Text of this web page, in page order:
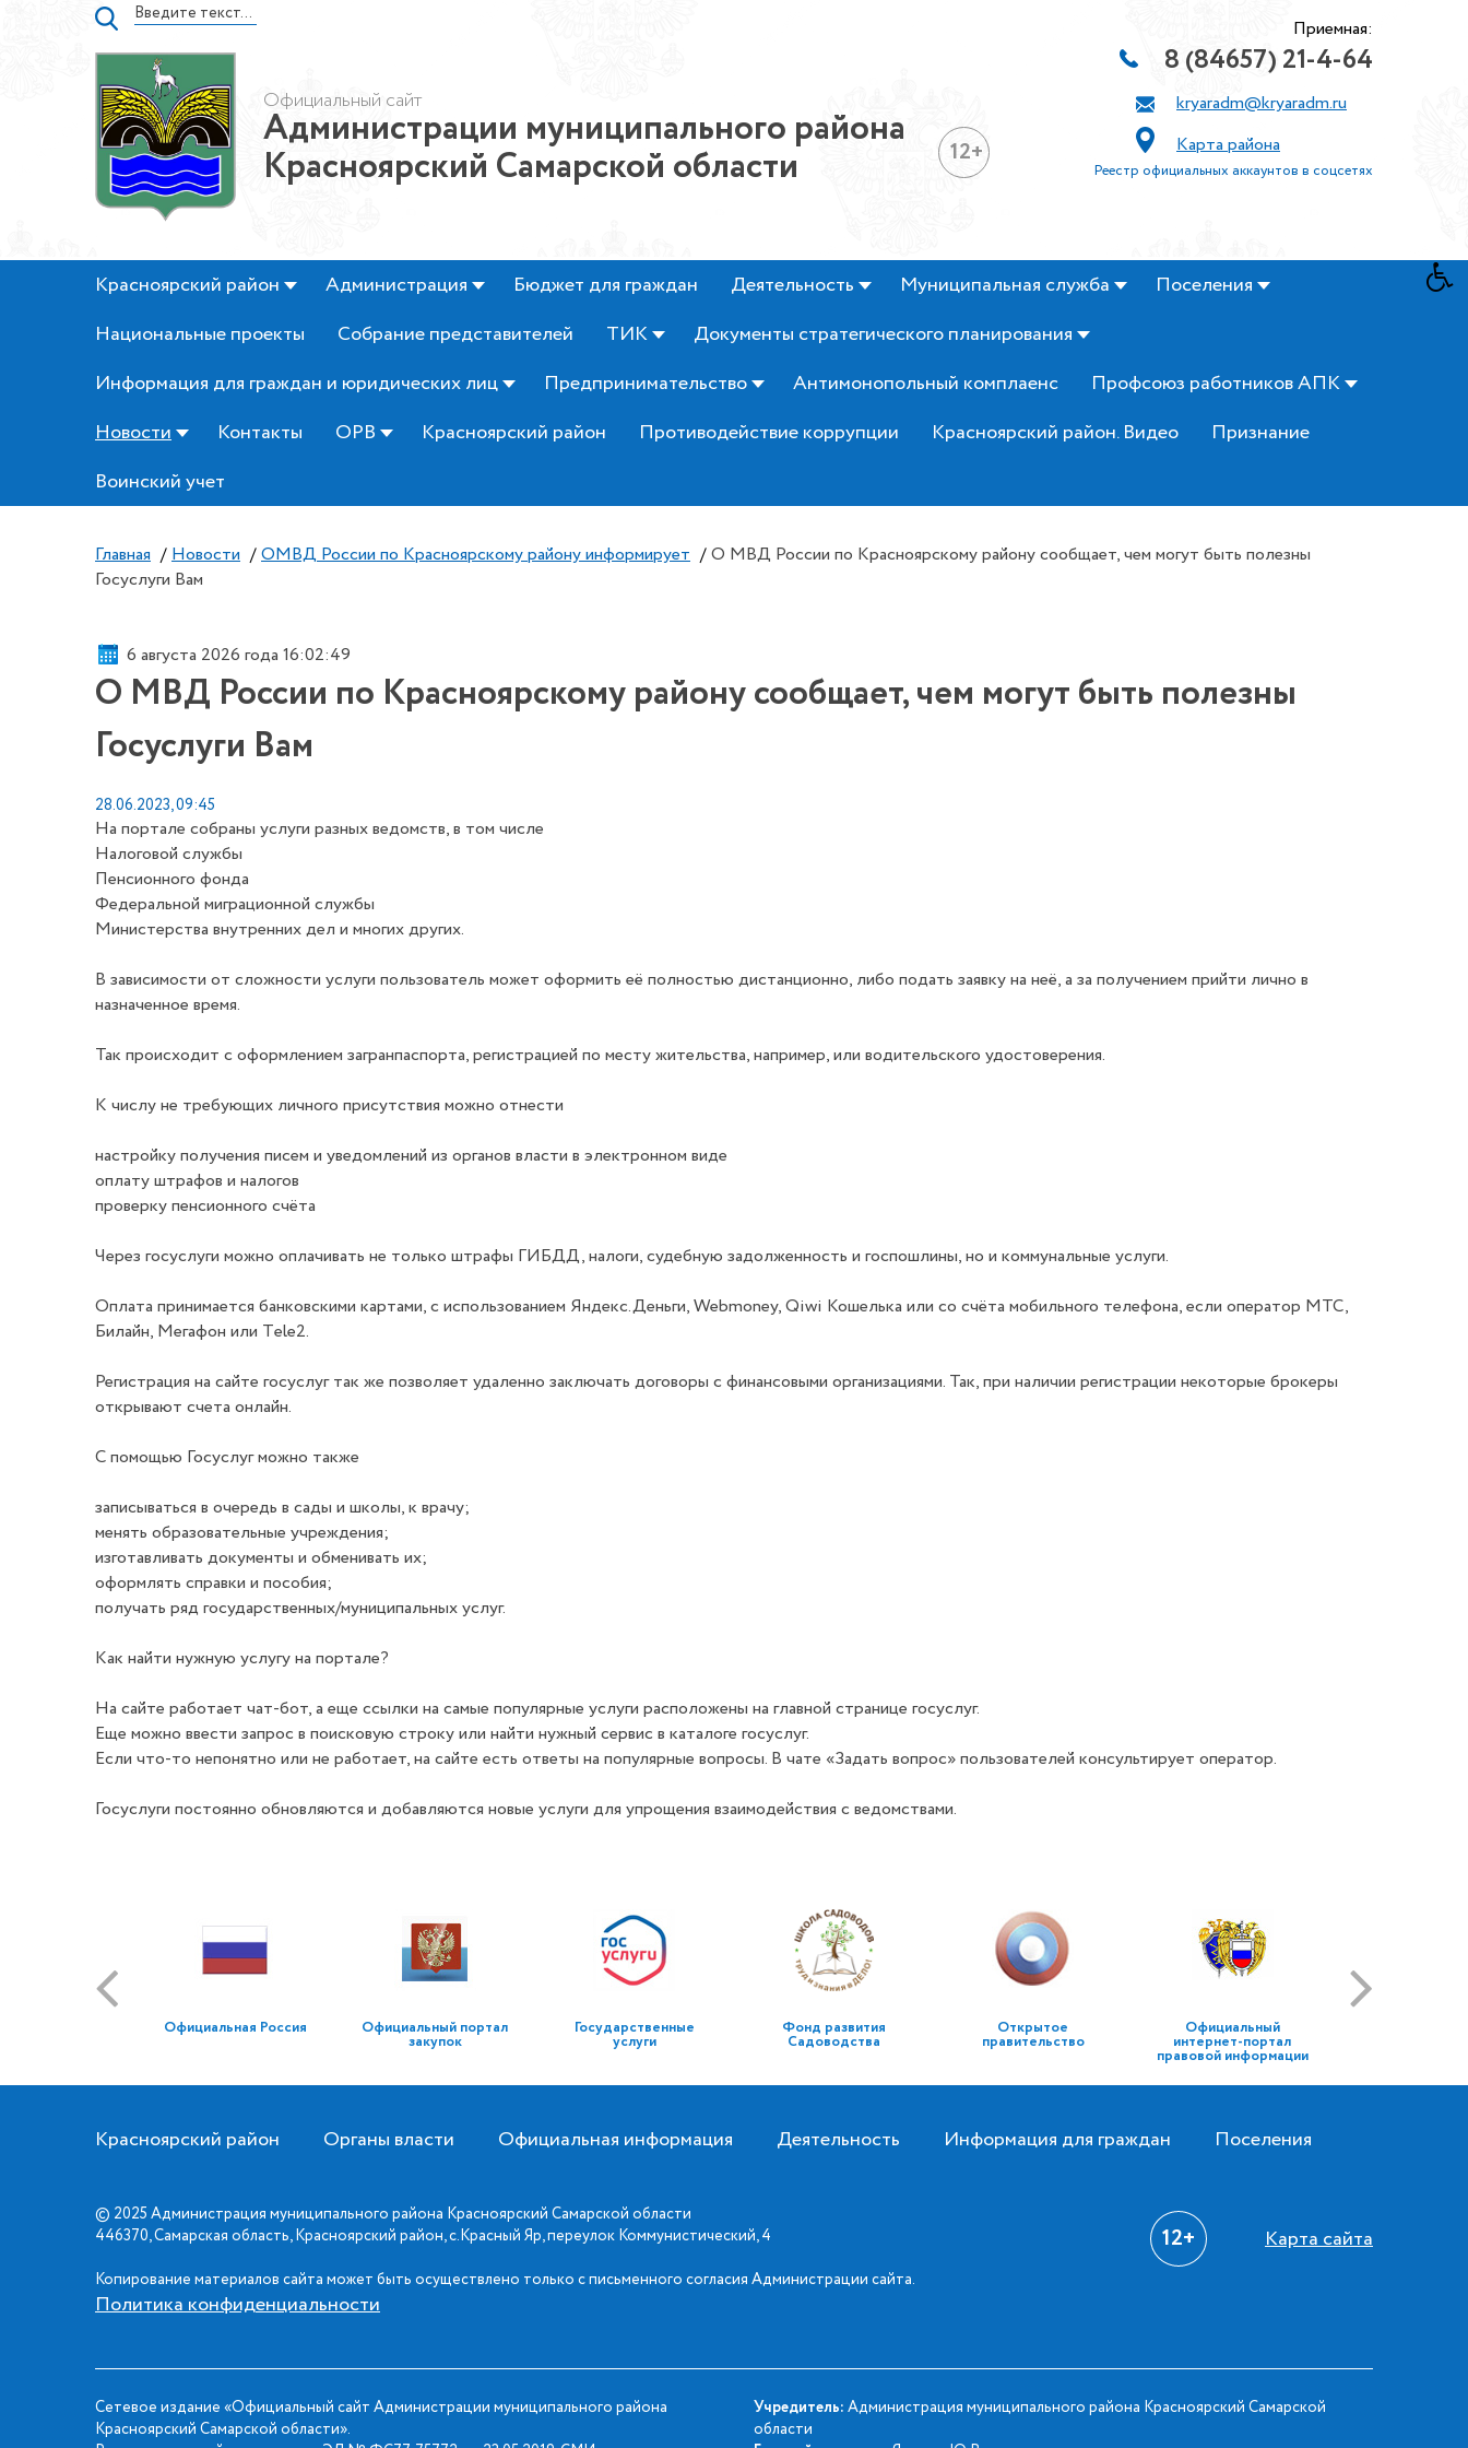
Официальный сайт
Администрации муниципального района
Красноярский Самарской области 12+
Приемная:
8 (84657) 21-4-64
kryaradm@kryaradm.ru
Карта района
Реестр официальных аккаунтов в соцсетях
Красноярский район Администрация Бюджет для граждан Деятельность Муниципальная служба
Поселения
Национальные проекты
Собрание представителей ТИК
Документы стратегического планирования
Информация для граждан и юридических лиц
Предпринимательство Антимонопольный комплаенс
Профсоюз работников АПК
Новости
Контакты ОРВ Красноярский район Противодействие коррупции Красноярский район. Видео
Признание
Воинский учет
Главная / Новости / ОМВД России по Красноярскому району информирует / О МВД России по Красноярскому району сообщает, чем могут быть полезны
Госуслуги Вам
6 августа 2026 года 16:02:49
О МВД России по Красноярскому району сообщает, чем могут быть полезны
Госуслуги Вам
28.06.2023, 09:45
На портале собраны услуги разных ведомств, в том числе
Налоговой службы
Пенсионного фонда
Федеральной миграционной службы
Министерства внутренних дел и многих других.
В зависимости от сложности услуги пользователь может оформить её полностью дистанционно, либо подать заявку на неё, а за получением прийти лично в
назначенное время.
Так происходит с оформлением загранпаспорта, регистрацией по месту жительства, например, или водительского удостоверения.
К числу не требующих личного присутствия можно отнести
настройку получения писем и уведомлений из органов власти в электронном виде
оплату штрафов и налогов
проверку пенсионного счёта
Через госуслуги можно оплачивать не только штрафы ГИБДД, налоги, судебную задолженность и госпошлины, но и коммунальные услуги.
Оплата принимается банковскими картами, с использованием Яндекс.Деньги, Webmoney, Qiwi Кошелька или со счёта мобильного телефона, если оператор МТС,
Билайн, Мегафон или Тele2.
Регистрация на сайте госуслуг так же позволяет удаленно заключать договоры с финансовыми организациями. Так, при наличии регистрации некоторые брокеры
открывают счета онлайн.
С помощью Госуслуг можно также
записываться в очередь в сады и школы, к врачу;
менять образовательные учреждения;
изготавливать документы и обменивать их;
оформлять справки и пособия;
получать ряд государственных/муниципальных услуг.
Как найти нужную услугу на портале?
На сайте работает чат-бот, а еще ссылки на самые популярные услуги расположены на главной странице госуслуг.
Еще можно ввести запрос в поисковую строку или найти нужный сервис в каталоге госуслуг.
Если что-то непонятно или не работает, на сайте есть ответы на популярные вопросы. В чате «Задать вопрос» пользователей консультирует оператор.
Госуслуги постоянно обновляются и добавляются новые услуги для упрощения взаимодействия с ведомствами.
Официальная Россия Официальный портал
закупок
Государственные
услуги
Фонд развития
Садоводства
Открытое
правительство
Официальный
интернет-портал
правовой информации
Красноярский район Органы власти Официальная информация Деятельность Информация для граждан Поселения
© 2025 Администрация муниципального района Красноярский Самарской области
446370, Самарская область, Красноярский район, с.Красный Яр, переулок Коммунистический, 4
Копирование материалов сайта может быть осуществлено только с письменного согласия Администрации сайта.
Политика конфиденциальности
12+ Карта сайта
Сетевое издание «Официальный сайт Администрации муниципального района
Красноярский Самарской области».
Учредитель: Администрация муниципального района Красноярский Самарской
области